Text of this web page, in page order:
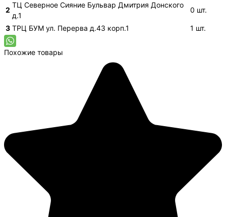
2
ТЦ Северное Сияние Бульвар Дмитрия Донского
д.1
0 шт.
3 ТРЦ БУМ ул. Перерва д.43 корп.1 1 шт.
Похожие товары